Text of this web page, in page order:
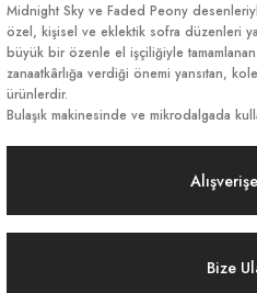
Midnight Sky ve Faded Peony
özel, kişisel ve eklektik sofra düzenleri
büyük bir özenle el işçiliğiyle
zanaatkârlığa verdiği önemi yansıtan,
ürünlerdir.
Bulaşık makinesinde ve mikrodalgada
Bize